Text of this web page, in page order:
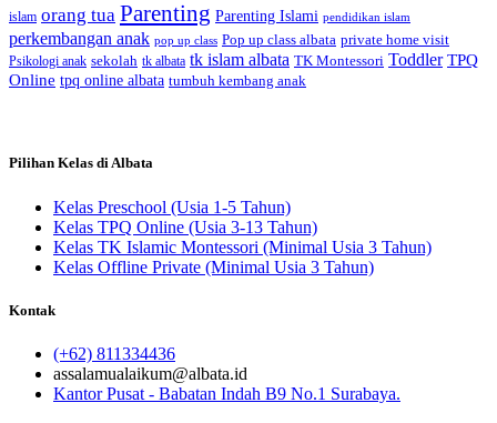
islam orang tua Parenting Parenting Islami pendidikan islam
perkembangan anak pop up class Pop up class albata private home visit
Psikologi anak sekolah tk albata tk islam albata TK Montessori Toddler TPQ
Online tpq online albata tumbuh kembang anak
Pilihan Kelas di Albata
Kelas Preschool (Usia 1-5 Tahun)
Kelas TPQ Online (Usia 3-13 Tahun)
Kelas TK Islamic Montessori (Minimal Usia 3 Tahun)
Kelas Offline Private (Minimal Usia 3 Tahun)
Kontak
(+62) 811334436
assalamualaikum@albata.id
Kantor Pusat - Babatan Indah B9 No.1 Surabaya.